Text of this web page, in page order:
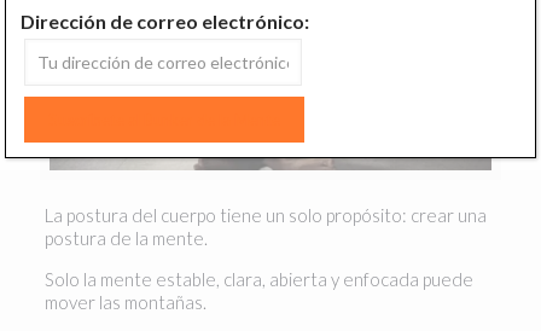
La postura del cuerpo tiene un solo propósito: crear una
postura de la mente.
Solo la mente estable, clara, abierta y enfocada puede
mover las montañas.
Dirección de correo electrónico: